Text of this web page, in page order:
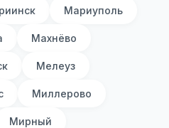
Мариуполь
Махнёво
Мелеуз
Миллерово
Мирный